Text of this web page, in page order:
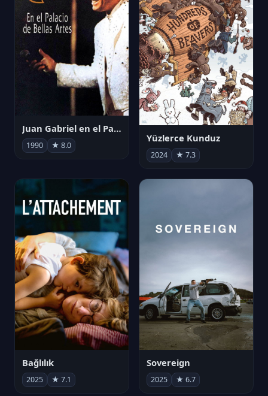
Juan Gabriel en el Palacio de Bellas Artes
1990 ★ 8.0
Yüzlerce Kunduz
2024 ★ 7.3
Bağlılık
2025 ★ 7.1
Sovereign
2025 ★ 6.7